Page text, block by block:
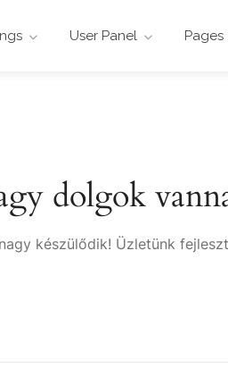
User Panel Pages
dolgok
készülődik! Üzletünk